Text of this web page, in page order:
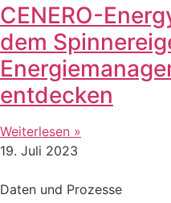
CENERO-
dem
entdecken
Weiterlesen »
19. Juli 2023
Daten und Prozesse